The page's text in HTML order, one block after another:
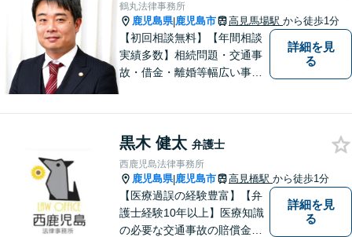
鶴丸法律事務所
鹿児島県|鹿児島市 高見馬場駅 から徒歩1分
【初回相談無料】【年間相談
実績多数】相続問題・交通事
故・借金・離婚等幅広い事件
す。困ったらすぐにご相談く
ださい。
詳細を見
る
黒木 健太 弁護士
西鹿児島法律事務所
鹿児島県|鹿児島市 高見橋駅 から徒歩1分
【医療過誤の経験豊富】【弁
護士経験10年以上】医療知識
の必要な交通事故の賠償金請
詳細を見
る